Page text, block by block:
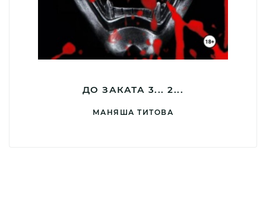
ДО ЗАКАТА 3... 2...
МАНЯША ТИТОВА